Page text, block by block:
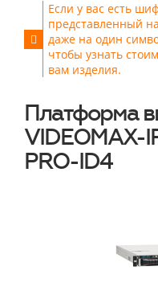
Если у вас есть
представленный
даже на один
чтобы узнать
вам изделия.
Платформа
VIDEOMAX-
PRO-ID4